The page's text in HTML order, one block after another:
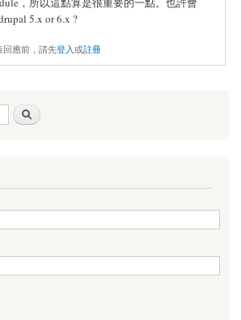
5.x or 6.x ?
回應前，請先登入或註冊